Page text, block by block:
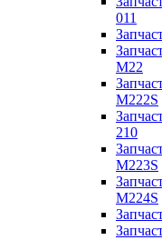
011
M22
M222S
210
M223S
M224S